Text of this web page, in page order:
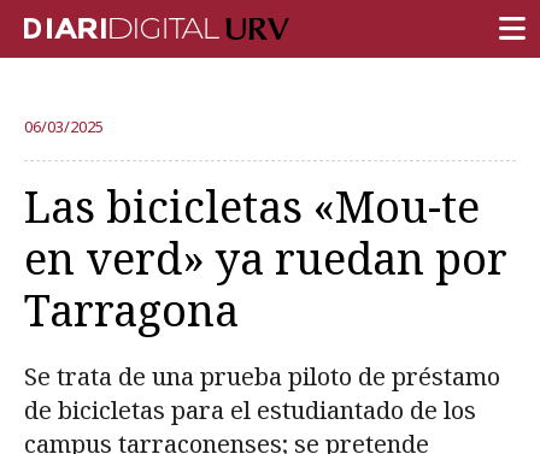
INVESTIGACIÓN
DOCENCIA
INSTITUCIÓN
VIDA EN EL CAMPUS
REPORTAJES
Ámbitos universitarios
06/03/2025
Las bicicletas «Mou-te
en verd» ya ruedan por
Tarragona
Se trata de una prueba piloto de préstamo
de bicicletas para el estudiantado de los
campus tarraconenses; se pretende